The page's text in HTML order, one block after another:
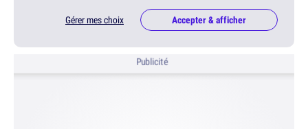
Gérer mes choix Accepter & afficher
Publicité